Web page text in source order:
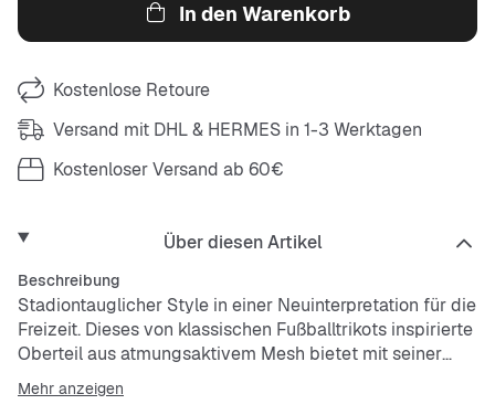
In den Warenkorb
Kostenlose Retoure
Versand mit DHL & HERMES in 1-3 Werktagen
Kostenloser Versand ab 60€
Über diesen Artikel
Beschreibung
Stadiontauglicher Style in einer Neuinterpretation für die
Freizeit. Dieses von klassischen Fußballtrikots inspirierte
Oberteil aus atmungsaktivem Mesh bietet mit seiner
weiten Passform Tragekomfort und einen markanten,
sportlich inspirierten Look.
Mehr anzeigen